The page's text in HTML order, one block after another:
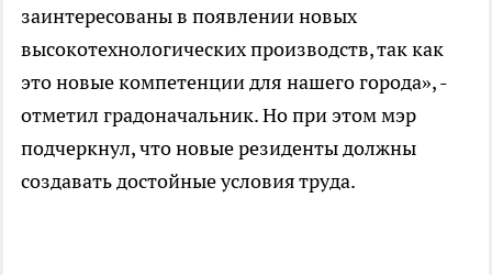
заинтересованы в появлении новых
высокотехнологических производств, так как
это новые компетенции для нашего города», -
отметил градоначальник. Но при этом мэр
подчеркнул, что новые резиденты должны
создавать достойные условия труда.